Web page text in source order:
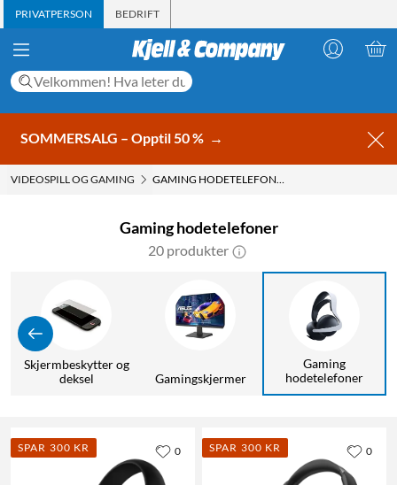
PRIVATPERSON BEDRIFT
SOMMERSALG – Opptil 50 % →
VIDEOSPILL OG GAMING GAMING HODETELEFONER
Gaming hodetelefoner
20 produkter
Skjermbeskytter og
deksel
Gamingskjermer
Gaming
hodetelefoner
SPAR 300 KR 0 SPAR 300 KR 0